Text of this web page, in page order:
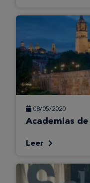
08/05/2020
Academias
Leer